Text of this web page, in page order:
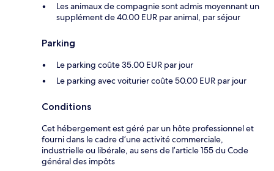
Les animaux de compagnie sont admis moyennant un
supplément de 40.00 EUR par animal, par séjour
Parking
Le parking coûte 35.00 EUR par jour
Le parking avec voiturier coûte 50.00 EUR par jour
Conditions
Cet hébergement est géré par un hôte professionnel et
fourni dans le cadre d’une activité commerciale,
industrielle ou libérale, au sens de l’article 155 du Code
général des impôts